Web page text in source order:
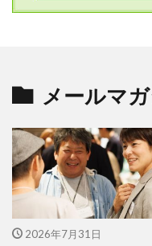
メールマ
2026年7月31日